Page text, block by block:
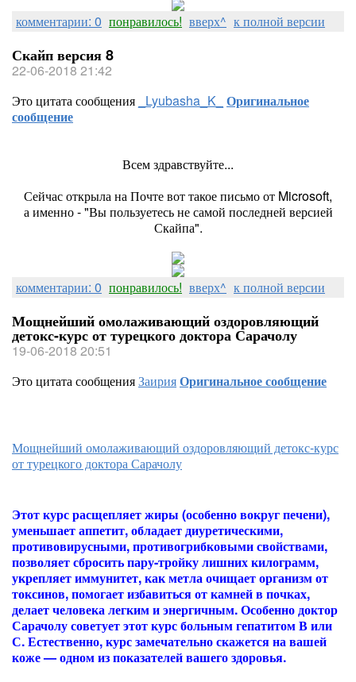
комментарии: 0 понравилось! вверх^ к полной версии
Скайп версия 8
22-06-2018 21:42
Это цитата сообщения
_Lyubasha_K_ Оригинальное
сообщение
Всем здравствуйте...
Сейчас открыла на Почте вот такое письмо от Microsoft,
а именно - "Вы пользуетесь не самой последней версией
Скайпа".
комментарии: 0 понравилось! вверх^ к полной версии
Мощнейший омолаживающий оздоровляющий
детокс-курс от турецкого доктора Сарачолу
19-06-2018 20:51
Это цитата сообщенияЗаирияОригинальное сообщение
Мощнейший омолаживающий оздоровляющий детокс-курс
от турецкого доктора Сарачолу
Этот курс расщепляет жиры (особенно вокруг печени),
уменьшает аппетит, обладает диуретическими,
противовирусными, противогрибковыми свойствами,
позволяет сбросить пару-тройку лишних килограмм,
укрепляет иммунитет, как метла очищает организм от
токсинов, помогает избавиться от камней в почках,
делает человека легким и энергичным. Особенно доктор
Сарачолу советует этот курс больным гепатитом В или
С. Естественно, курс замечательно скажется на вашей
коже — одном из показателей вашего здоровья.